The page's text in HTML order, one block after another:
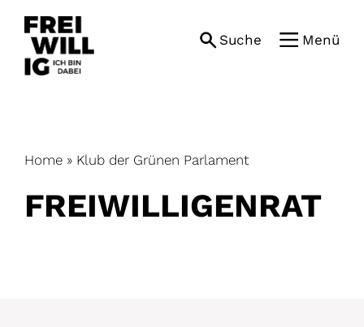
content
Suche Menü
Home » Klub der Grünen Parlament
FREIWILLIGENRAT